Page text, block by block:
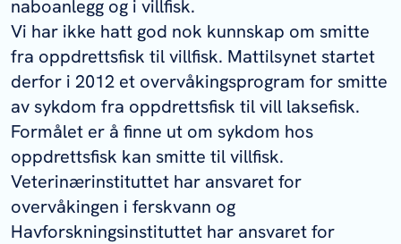
naboanlegg og i villfisk.
Vi har ikke hatt god nok kunnskap om smitte
fra oppdrettsfisk til villfisk. Mattilsynet startet
derfor i 2012 et overvåkingsprogram for smitte
av sykdom fra oppdrettsfisk til vill laksefisk.
Formålet er å finne ut om sykdom hos
oppdrettsfisk kan smitte til villfisk.
Veterinærinstituttet har ansvaret for
overvåkingen i ferskvann og
Havforskningsinstituttet har ansvaret for